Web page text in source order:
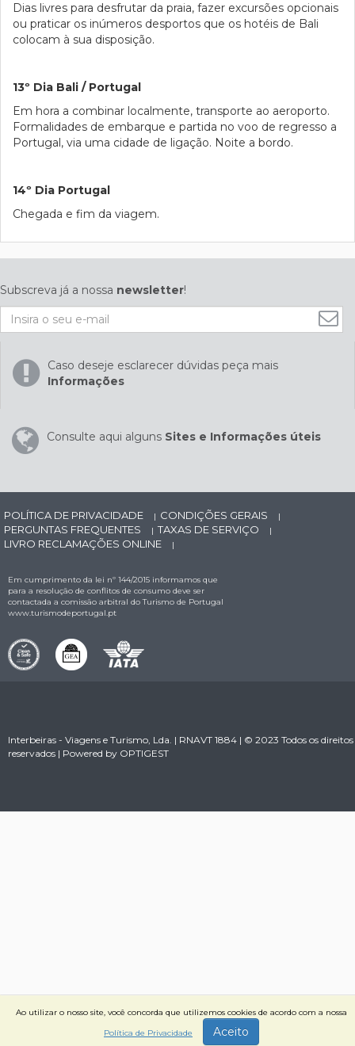
Dias livres para desfrutar da praia, fazer excursões opcionais
ou praticar os inúmeros desportos que os hotéis de Bali
colocam à sua disposição.
13º Dia Bali / Portugal
Em hora a combinar localmente, transporte ao aeroporto.
Formalidades de embarque e partida no voo de regresso a
Portugal, via uma cidade de ligação. Noite a bordo.
14º Dia Portugal
Chegada e fim da viagem.
Subscreva já a nossa newsletter!
Caso deseje esclarecer dúvidas peça mais
Informações
Consulte aqui alguns Sites e Informações úteis
POLÍTICA DE PRIVACIDADE | CONDIÇÕES GERAIS |
PERGUNTAS FREQUENTES | TAXAS DE SERVIÇO |
LIVRO RECLAMAÇÕES ONLINE |
Em cumprimento da lei nº 144/2015 informamos que
para a resolução de conflitos de consumo deve ser
contactada a comissão arbitral do Turismo de Portugal
www.turismodeportugal.pt
Interbeiras - Viagens e Turismo, Lda. | RNAVT 1884 | © 2023 Todos os direitos
reservados | Powered by OPTIGEST
Ao utilizar o nosso site, você concorda que utilizemos cookies de acordo com a nossa
Política de Privacidade
Aceito